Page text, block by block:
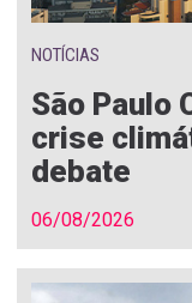
NOTÍCIAS
São Paulo
crise
debate
06/08/2026